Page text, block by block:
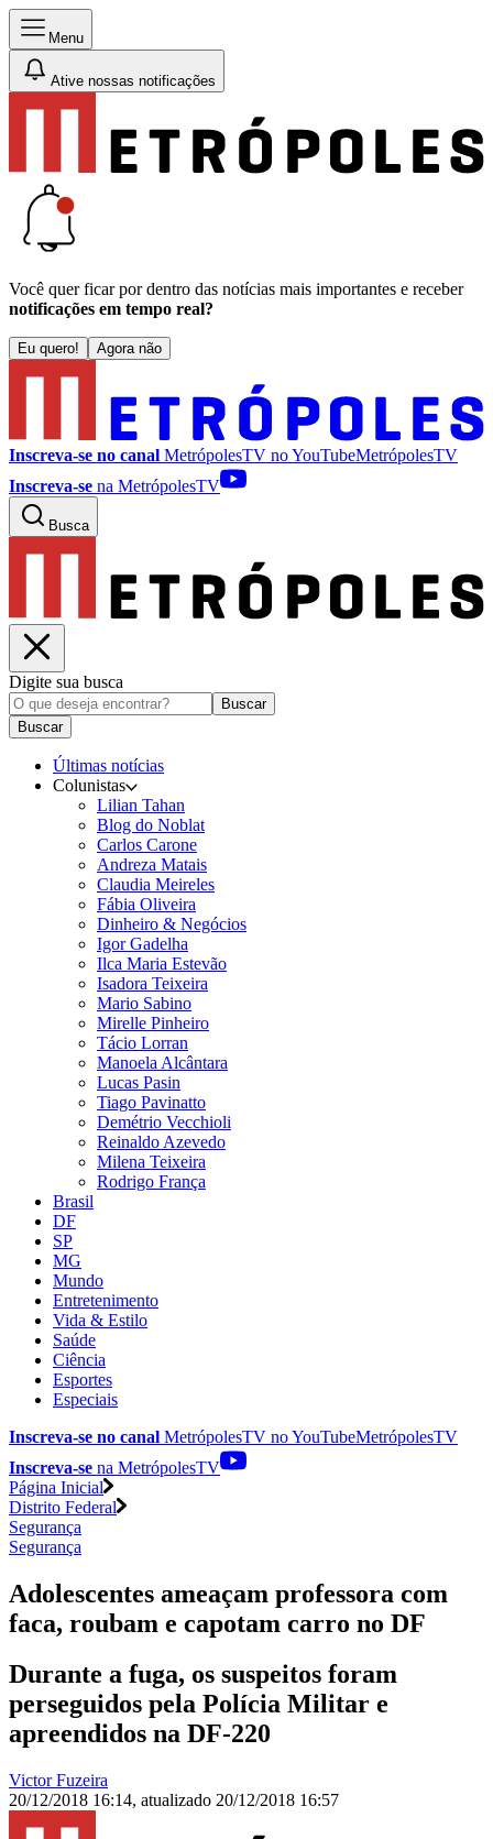
Menu
Ative nossas notificações
Você quer ficar por dentro das notícias mais importantes e receber
notificações em tempo real?
Eu quero! Agora não
Inscreva-se no canal MetrópolesTV noYouTubeMetrópolesTV
Inscreva-se na MetrópolesTV
Busca
Digite sua busca
Buscar
Buscar
Últimas notícias
Colunistas
Lilian Tahan
Blog do Noblat
Carlos Carone
Andreza Matais
Claudia Meireles
Fábia Oliveira
Dinheiro & Negócios
Igor Gadelha
Ilca Maria Estevão
Isadora Teixeira
Mario Sabino
Mirelle Pinheiro
Tácio Lorran
Manoela Alcântara
Lucas Pasin
Tiago Pavinatto
Demétrio Vecchioli
Reinaldo Azevedo
Milena Teixeira
Rodrigo França
Brasil
DF
SP
MG
Mundo
Entretenimento
Vida & Estilo
Saúde
Ciência
Esportes
Especiais
Inscreva-se no canal MetrópolesTV noYouTubeMetrópolesTV
Inscreva-se na MetrópolesTV
Página Inicial
Distrito Federal
Segurança
Segurança
Adolescentes ameaçam professora com
faca, roubam e capotam carro no DF
Durante a fuga, os suspeitos foram
perseguidos pela Polícia Militar e
apreendidos na DF-220
Victor Fuzeira
20/12/2018 16:14, atualizado 20/12/2018 16:57